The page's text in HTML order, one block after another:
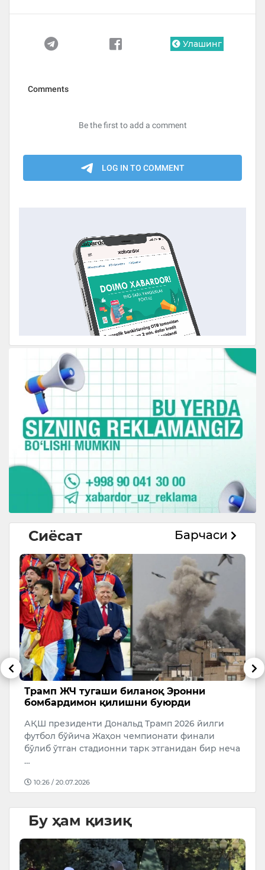
Улашинг
Сиёсат Барчаси
Трамп ЖЧ тугаши биланоқ Эронни
бомбардимон қилишни буюрди
АҚШ президенти Дональд Трамп 2026 йилги
футбол бўйича Жаҳон чемпионати финали
бўлиб ўтган стадионни тарк этганидан бир неча
…
10:26 / 20.07.2026
Бу ҳам қизиқ